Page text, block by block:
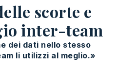
scorte e
inter-team
dei dati nello stesso
li utilizzi al meglio.»